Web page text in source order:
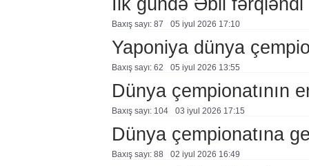
Baxış sayı: 87 05 i̇yul 2026 17:10
Yaponiya dünya
Baxış sayı: 62 05 i̇yul 2026 13:55
Dünya çempionatının
Baxış sayı: 104 03 i̇yul 2026 17:15
Dünya çempionatına
Baxış sayı: 88 02 i̇yul 2026 16:49